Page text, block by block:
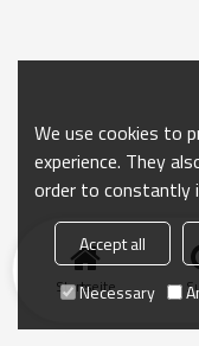
Startseite
We use cookies to
experience. They
order to constantly
Accept all
Necessary